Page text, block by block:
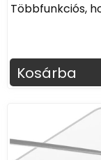
Többfunkciós,
Kosárba